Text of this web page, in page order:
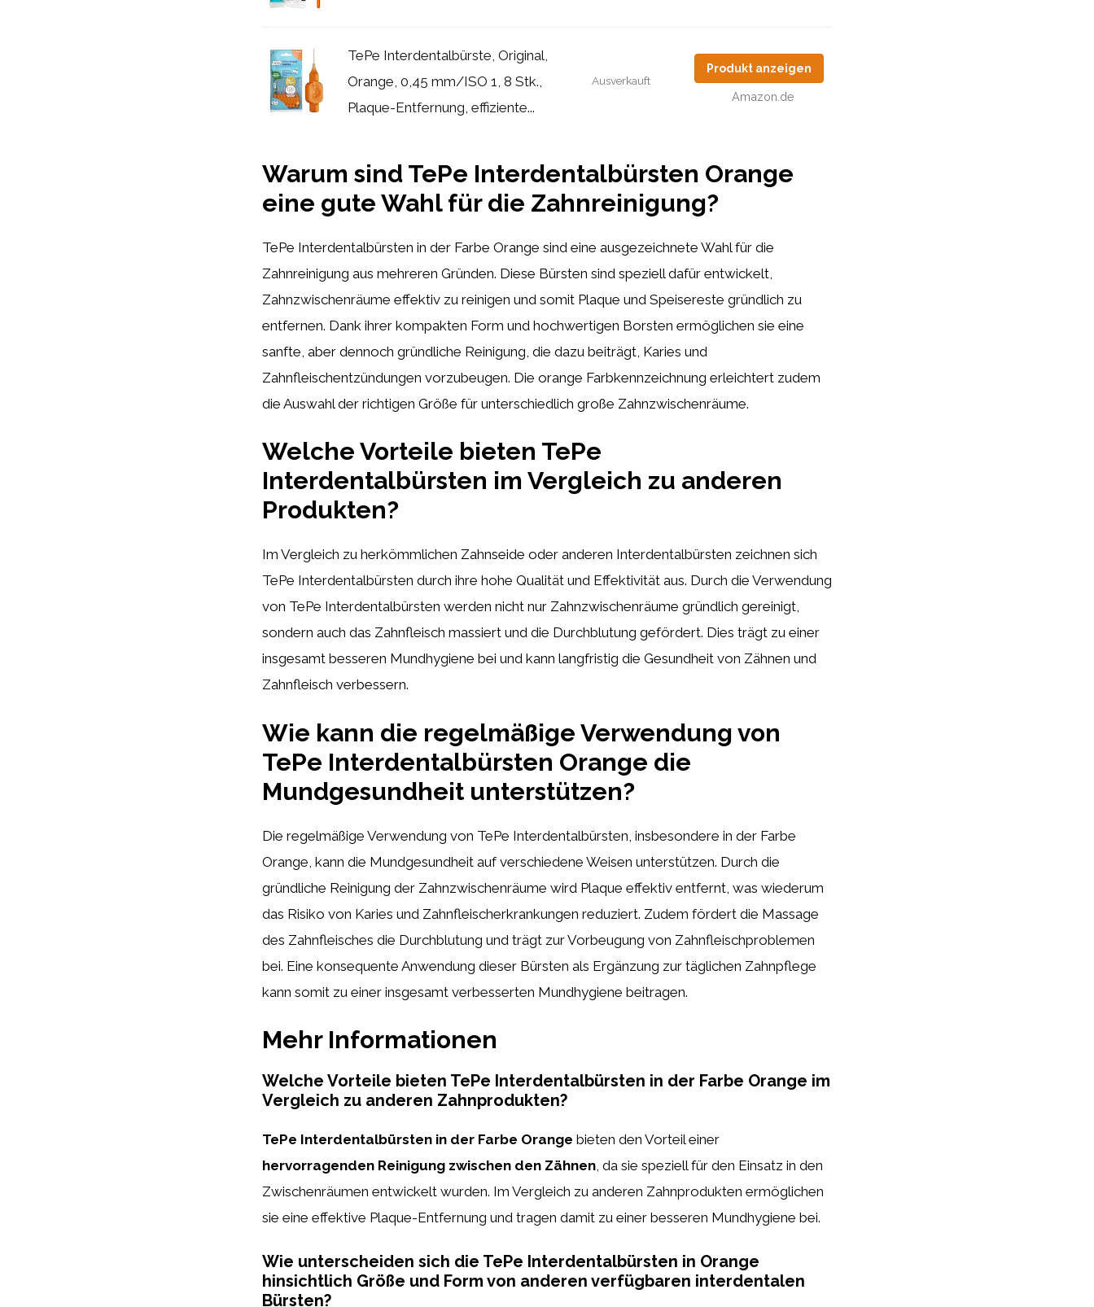
TePe Interdentalbürste, Original,
Orange, 0,45 mm/ISO 1, 8 Stk.,
Plaque-Entfernung, effiziente...
Ausverkauft
Produkt anzeigen
Amazon.de
Warum sind TePe Interdentalbürsten Orange
eine gute Wahl für die Zahnreinigung?
TePe Interdentalbürsten in der Farbe Orange sind eine ausgezeichnete Wahl für die
Zahnreinigung aus mehreren Gründen. Diese Bürsten sind speziell dafür entwickelt,
Zahnzwischenräume effektiv zu reinigen und somit Plaque und Speisereste gründlich zu
entfernen. Dank ihrer kompakten Form und hochwertigen Borsten ermöglichen sie eine
sanfte, aber dennoch gründliche Reinigung, die dazu beiträgt, Karies und
Zahnfleischentzündungen vorzubeugen. Die orange Farbkennzeichnung erleichtert zudem
die Auswahl der richtigen Größe für unterschiedlich große Zahnzwischenräume.
Welche Vorteile bieten TePe
Interdentalbürsten im Vergleich zu anderen
Produkten?
Im Vergleich zu herkömmlichen Zahnseide oder anderen Interdentalbürsten zeichnen sich
TePe Interdentalbürsten durch ihre hohe Qualität und Effektivität aus. Durch die Verwendung
von TePe Interdentalbürsten werden nicht nur Zahnzwischenräume gründlich gereinigt,
sondern auch das Zahnfleisch massiert und die Durchblutung gefördert. Dies trägt zu einer
insgesamt besseren Mundhygiene bei und kann langfristig die Gesundheit von Zähnen und
Zahnfleisch verbessern.
Wie kann die regelmäßige Verwendung von
TePe Interdentalbürsten Orange die
Mundgesundheit unterstützen?
Die regelmäßige Verwendung von TePe Interdentalbürsten, insbesondere in der Farbe
Orange, kann die Mundgesundheit auf verschiedene Weisen unterstützen. Durch die
gründliche Reinigung der Zahnzwischenräume wird Plaque effektiv entfernt, was wiederum
das Risiko von Karies und Zahnfleischerkrankungen reduziert. Zudem fördert die Massage
des Zahnfleisches die Durchblutung und trägt zur Vorbeugung von Zahnfleischproblemen
bei. Eine konsequente Anwendung dieser Bürsten als Ergänzung zur täglichen Zahnpflege
kann somit zu einer insgesamt verbesserten Mundhygiene beitragen.
Mehr Informationen
Welche Vorteile bieten TePe Interdentalbürsten in der Farbe Orange im
Vergleich zu anderen Zahnprodukten?
TePe Interdentalbürsten in der Farbe Orange bieten den Vorteil einer
hervorragenden Reinigung zwischen den Zähnen, da sie speziell für den Einsatz in den
Zwischenräumen entwickelt wurden. Im Vergleich zu anderen Zahnprodukten ermöglichen
sie eine effektive Plaque-Entfernung und tragen damit zu einer besseren Mundhygiene bei.
Wie unterscheiden sich die TePe Interdentalbürsten in Orange
hinsichtlich Größe und Form von anderen verfügbaren interdentalen
Bürsten?